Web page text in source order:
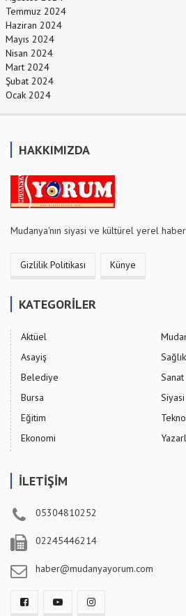
Temmuz 2024
Haziran 2024
Mayıs 2024
Nisan 2024
Mart 2024
Şubat 2024
Ocak 2024
HAKKIMIZDA
Mudanya'nın siyasi ve kültürel yerel
Gizlilik Politikası Künye
KATEGORİLER
Aktüel
Asayiş
Belediye
Bursa
Eğitim
Ekonomi
Sanat
Siyasi
İLETİŞİM
05304810252
02245446214
haber@mudanyayorum.com